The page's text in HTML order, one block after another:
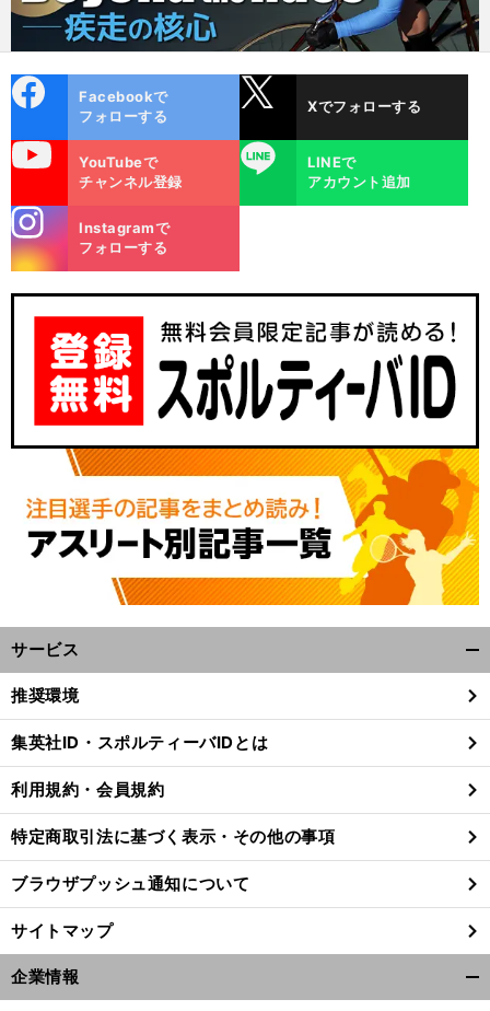
ok
Facebookで
フォローする
Xでフォローする
YouTubeで
チャンネル登録
LINE
LINEで
アカウント追加
m
Instagramで
フォローする
サービス
閉
る
推奨環境
集英社ID・スポルティーバIDとは
利用規約・会員規約
特定商取引法に基づく表示・その他の事項
ブラウザプッシュ通知について
サイトマップ
企業情報